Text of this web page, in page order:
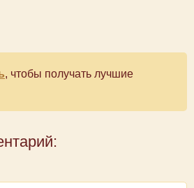
, чтобы получать лучшие